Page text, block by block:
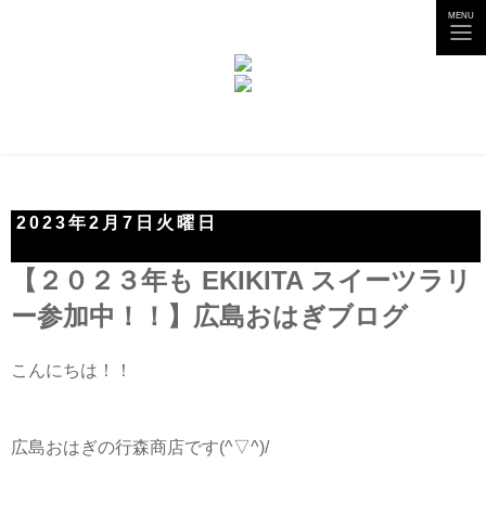
MENU
2023年2月7日火曜日
【２０２３年も EKIKITA スイーツラリ
ー参加中！！】広島おはぎブログ
こんにちは！！
広島おはぎの行森商店です(^▽^)/